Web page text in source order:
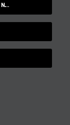
Review: Frank Turner – Positive Songs For Negative People